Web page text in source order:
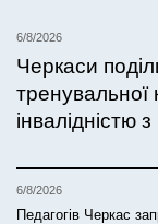
6/8/2026
Черкаси
інвалідністю
6/8/2026
Педагогів Черкас